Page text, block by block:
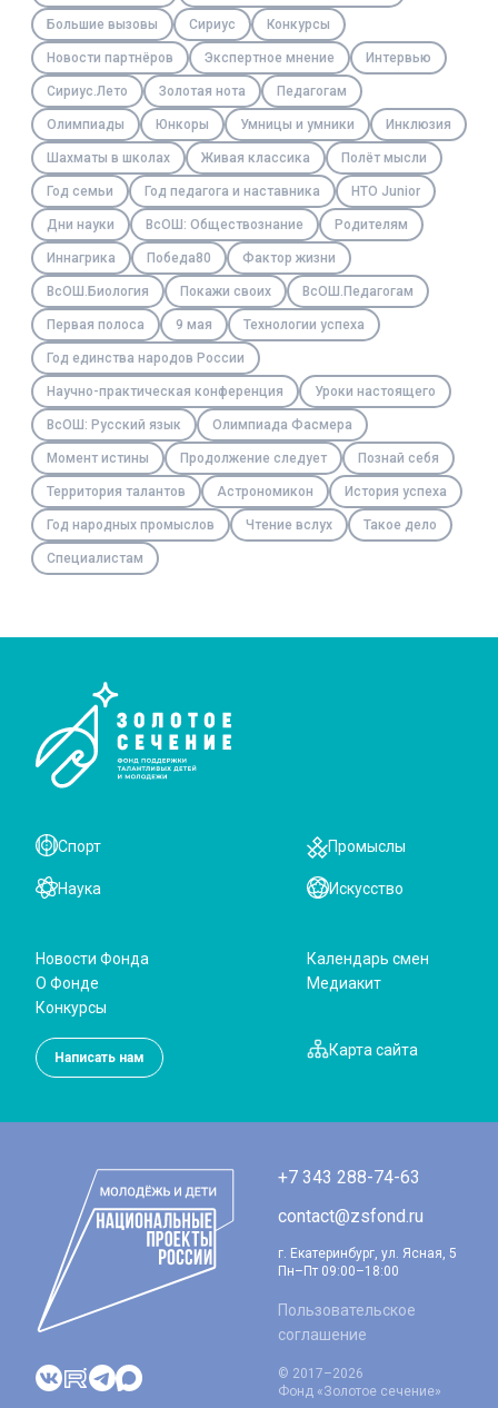
Большие вызовы Сириус Конкурсы
Новости партнёров Экспертное мнение Интервью
Сириус.Лето Золотая нота Педагогам
Олимпиады Юнкоры Умницы и умники Инклюзия
Шахматы в школах Живая классика Полёт мысли
Год семьи Год педагога и наставника НТО Junior
Дни науки ВсОШ: Обществознание Родителям
Иннагрика Победа80 Фактор жизни
ВсОШ.Биология Покажи своих ВсОШ.Педагогам
Первая полоса 9 мая Технологии успеха
Год единства народов России
Научно-практическая конференция Уроки настоящего
ВсОШ: Русский язык Олимпиада Фасмера
Момент истины Продолжение следует Познай себя
Территория талантов Астрономикон История успеха
Год народных промыслов Чтение вслух Такое дело
Специалистам
Наука
Спорт
Искусство
Промыслы
Карта сайта
Написать нам
Новости Фонда
О Фонде
Конкурсы
Календарь смен
Медиакит
+7 343 288-74-63
contact@zsfond.ru
г. Екатеринбург, ул. Ясная, 5
Пн–Пт 09:00–18:00
Пользовательское
соглашение
© 2017–2026
Фонд «Золотое сечение»